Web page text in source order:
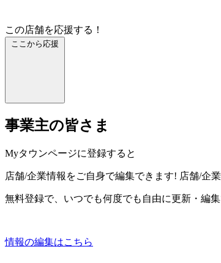
この店舗を応援する！
ここから応援
事業主の皆さま
Myタウンページに登録すると
店舗/企業情報をご自身で編集できます! 店舗/企
無料登録で、いつでも何度でも自由に更新・編
情報の編集はこちら